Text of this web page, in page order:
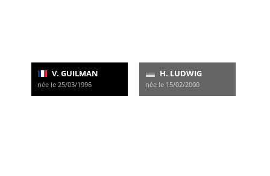
V. GUILMAN
née le 25/03/1996
H. LUDWIG
née le 15/02/2000